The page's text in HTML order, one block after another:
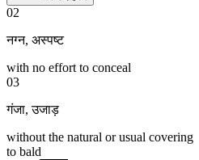
02
नग्न, अस्पष्ट
with no effort to conceal
03
गंजा,उजाड़
without the natural or usual covering
to bald